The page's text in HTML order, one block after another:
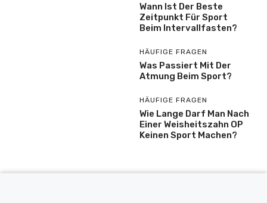
Wann Ist Der Beste
Zeitpunkt Für Sport
Beim Intervallfasten?
HÄUFIGE FRAGEN
Was Passiert Mit Der
Atmung Beim Sport?
HÄUFIGE FRAGEN
Wie Lange Darf Man Nach
Einer Weisheitszahn OP
Keinen Sport Machen?